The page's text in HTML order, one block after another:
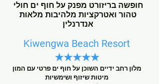
חופשה בריזורט מפנק על חוף ים חולי
טהור ואטרקציות מלהיבות מלאות
אנדרנלין
Kiwengwa Beach Resort
★★★★★
מלון רחב ידיים השוכן על חוף ים פרטי עם המון
מיטות שיזוף ושימשיות